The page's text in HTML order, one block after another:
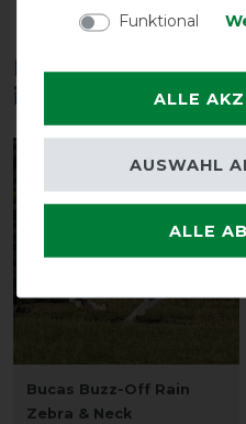
Diese Produkte
interessieren
Bucas Buzz-Off Rain
Zebra & Neck
Funktional
ALLE
ALLE
AUSWAHL